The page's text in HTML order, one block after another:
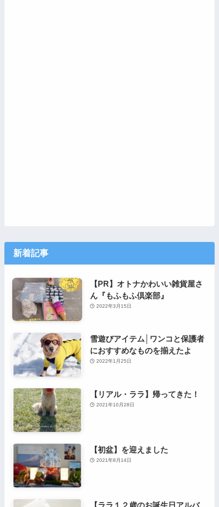
新着記事
【PR】オトナかわいい雑貨屋さ
ん『もふもふ倶楽部』
2022年3月15日
雪遊びアイテム│ワンコと保護者
におすすめなものを揃えたよ
2022年1月25日
【リアル・ララ】帰ってきた！
2021年10月28日
【初盆】を迎えました
2021年8月14日
【ララ１２歳のお誕生日アルバ